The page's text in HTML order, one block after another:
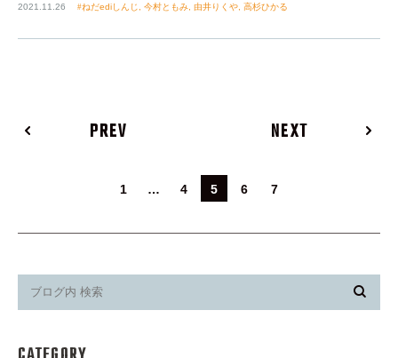
2021.11.26 ねだediしんじ 今村ともみ 由井りくや 高杉ひかる
PREV
1 … 4 5 6 7
NEXT